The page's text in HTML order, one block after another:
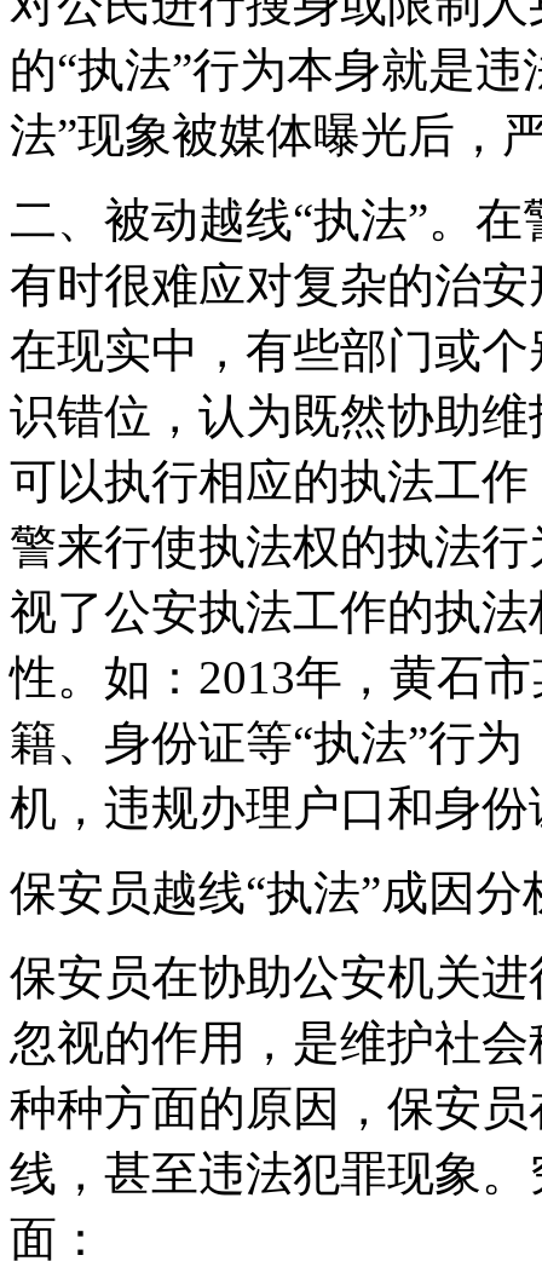
的“执法”行为本身就是
法”现象被媒体曝光后，
二、被动越线“执法”。
有时很难应对复杂的治
在现实中，有些部门或
识错位，认为既然协助
可以执行相应的执法工
警来行使执法权的执法
视了公安执法工作的执
性。如：2013年，黄石
籍、身份证等“执法”行
机，违规办理户口和身
保安员越线“执法”成因分
保安员在协助公安机关
忽视的作用，是维护社
种种方面的原因，保安
线，甚至违法犯罪现象
面：